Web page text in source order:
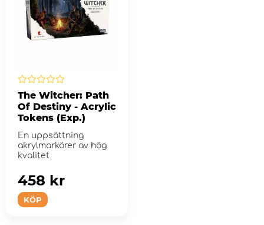
The Witcher: Path
Of Destiny - Acrylic
Tokens (Exp.)
En uppsättning
akrylmarkörer av hög
kvalitet
KÖP
458 kr